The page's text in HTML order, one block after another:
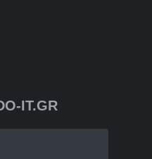
IT.GR